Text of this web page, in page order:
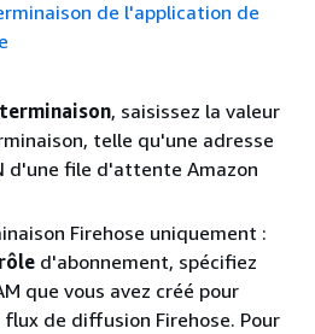
de l'application de
, saisissez la valeur
telle qu'une adresse
d'une file d'attente Amazon
Firehose uniquement :
d'abonnement, spécifiez
que vous avez créé pour
de diffusion Firehose. Pour